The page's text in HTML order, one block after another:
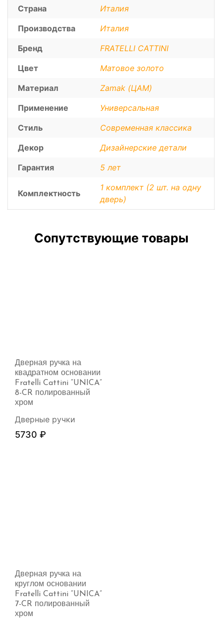
Страна
Италия
Производства
Италия
Бренд
FRATELLI CATTINI
Цвет
Матовое золото
Материал
Zamak (ЦАМ)
Применение
Универсальная
Стиль
Современная классика
Декор
Дизайнерские детали
Гарантия
5 лет
Комплектность
1 комплект (2 шт. на одну
дверь)
Сопутствующие товары
Дверная ручка на
квадратном основании
Fratelli Cattini “UNICA”
8-CR полированный
хром
Дверные ручки
5730 ₽
Дверная ручка на
круглом основании
Fratelli Cattini “UNICA”
7-CR полированный
хром